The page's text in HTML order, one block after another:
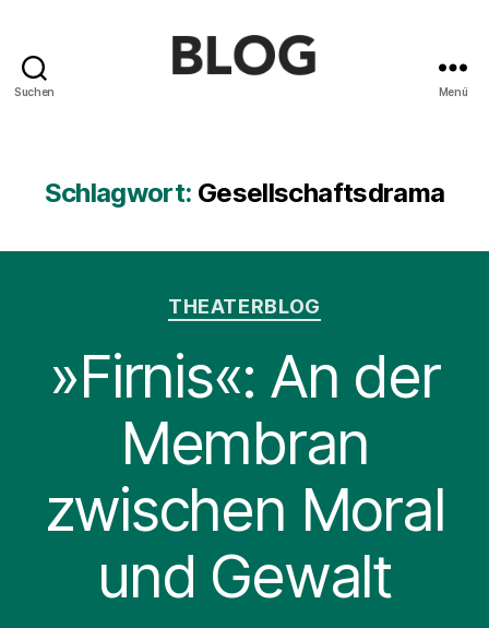
Suchen
Staatstheaters
Menü
Schlagwort: Gesellschaftsdrama
Kategorien
THEATERBLOG
»Firnis«: An der
Membran
zwischen Moral
und Gewalt